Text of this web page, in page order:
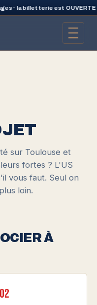
· la billetterie est OUVERTE ◆
sur Toulouse et
fortes ? L'US
vous faut. Seul on
loin.
À
02